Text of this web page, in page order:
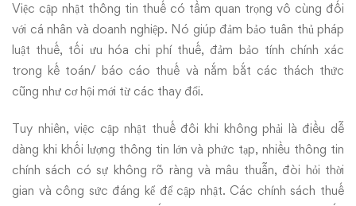
THÁNG
07/2024
Việc cập nhật thông tin thuế có tầm quan trọng vô cùng đối
với cá nhân và doanh nghiệp. Nó giúp đảm bảo tuân thủ pháp
luật thuế, tối ưu hóa chi phí thuế, đảm bảo tính chính xác
trong kế toán/ báo cáo thuế và nắm bắt các thách thức
cũng như cơ hội mới từ các thay đổi.
Tuy nhiên, việc cập nhật thuế đôi khi không phải là điều dễ
dàng khi khối lượng thông tin lớn và phức tạp, nhiều thông tin
chính sách có sự không rõ ràng và mâu thuẫn, đòi hỏi thời
gian và công sức đáng kể để cập nhật. Các chính sách thuế